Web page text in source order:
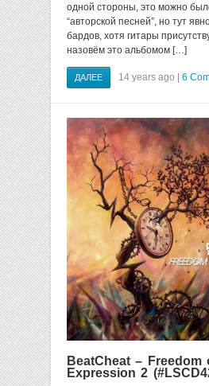
одной стороны, это можно
“авторской песней”, но тут
бардов, хотя гитары
назовём это альбомом […]
ДАЛЕЕ 14 years ago | 6
BeatCheat – Freedom
Expression 2